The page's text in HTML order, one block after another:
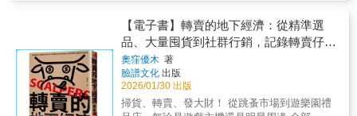
極具專業性的筆調書寫，讓我們更加清楚地認
知到氣候變遷為我們帶來的巨大挑戰。」──專
題作家克拉斯．克里斯托弗森（Claas
Christophersen），《北德電台文化》（NDR
Kultur） 「赫爾曼的書非常值得一讀，本書為
那些高估氣候保護技術潛力的人提供了鮮明的
對比視角。」──財經節目主持人卡蒂婭．謝勒
力足夠?大，或許就能實現計劃經濟，彌補市場
經濟的弊端。AI確實能快速有效地給出令人滿
意的答案，但這恐怕會打擊人類的自信，或過
度依賴，從而放棄思考。如果人類做決定過分
被AI左右，這也會給社會上層干預市場經濟留
下空間。一旦市場機制被破壞，要再建立就需
要付出發非常沉重的代價。當前市面上關於 AI
【電子書】轉賣的地下經濟：從精準選
品、大量囤貨到社群行銷，記錄轉賣仔如
何嗅出商機，利用制度漏洞大量套利的買
賣日常
奧窪優木 著
臉譜文化 出版
2026/01/30 出版
掃貨、轉賣、發大財！ 從跳蚤市場到遊樂園禮